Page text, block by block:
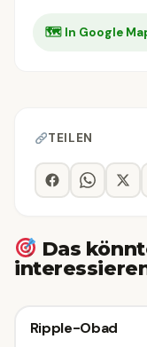
🗺 In Google
TEILEN
Das
Sonstiges
Sonstiges
Ripple-Obad